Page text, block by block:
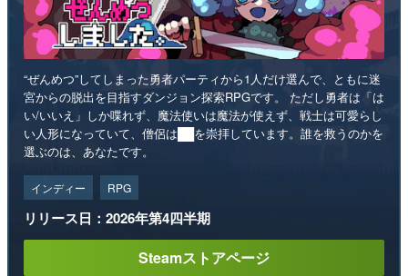
“ぜんめつ”してしまった勇者パーティから1人だけ選んで、ともに迷
宮からの脱出を目指すダンジョン探索RPGです。 ただし勇者は「は
い/いいえ」しか喋れず、魔法使いは魔法が使えず、戦士は可愛らし
い人形になっていて、僧侶は██を崇拝しています。誰を救うのかを
選ぶのは、あなたです。
インディー RPG
リリース日：2026年第4四半期
Steamストアページ